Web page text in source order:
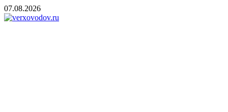
Skip
to
07.08.2026